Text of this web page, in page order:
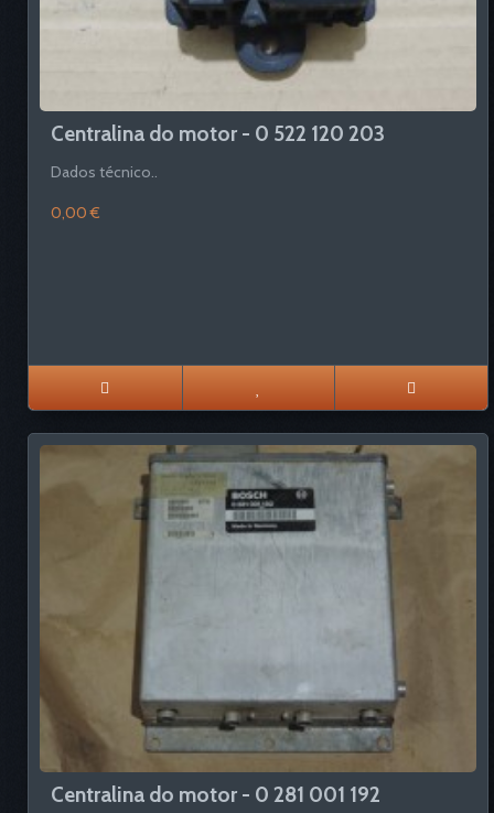
Centralina do motor - 0 522 120 203
Dados técnico..
0,00 €
Centralina do motor - 0 281 001 192